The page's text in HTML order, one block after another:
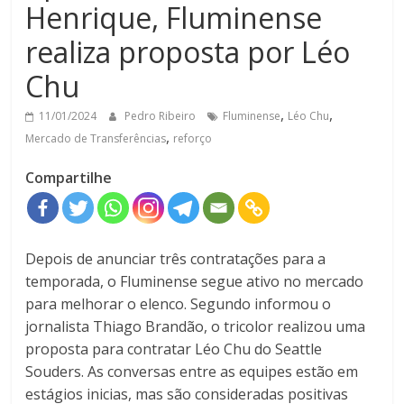
Henrique, Fluminense
realiza proposta por Léo
Chu
11/01/2024 Pedro Ribeiro Fluminense, Léo Chu,
Mercado de Transferências, reforço
Compartilhe
Depois de anunciar três contratações para a
temporada, o Fluminense segue ativo no mercado
para melhorar o elenco. Segundo informou o
jornalista Thiago Brandão, o tricolor realizou uma
proposta para contratar Léo Chu do Seattle
Souders. As conversas entre as equipes estão em
estágios inicias, mas são consideradas positivas